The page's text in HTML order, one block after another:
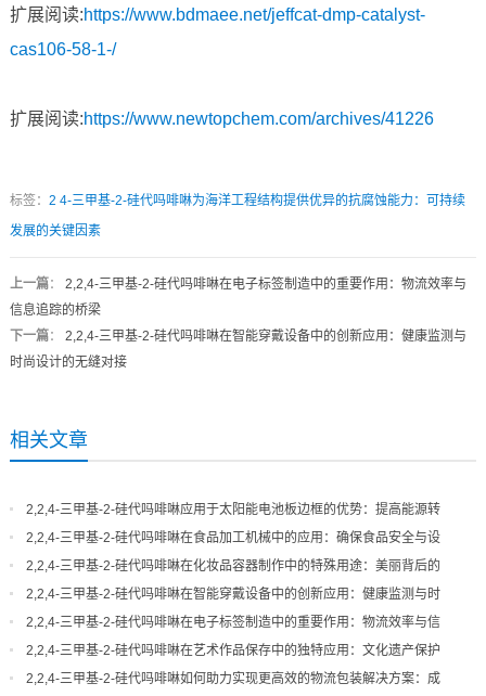
扩展阅读:https://www.bdmaee.net/jeffcat-dmp-catalyst-
cas106-58-1-/
扩展阅读:https://www.newtopchem.com/archives/41226
标签： 2 4-三甲基-2-硅代吗啡啉为海洋工程结构提供优异的抗腐蚀能力：可持续
发展的关键因素
上一篇： 2,2,4-三甲基-2-硅代吗啡啉在电子标签制造中的重要作用：物流效率与
信息追踪的桥梁
下一篇： 2,2,4-三甲基-2-硅代吗啡啉在智能穿戴设备中的创新应用：健康监测与
时尚设计的无缝对接
相关文章
2,2,4-三甲基-2-硅代吗啡啉应用于太阳能电池板边框的优势：提高能源转
换效率的新途径
2,2,4-三甲基-2-硅代吗啡啉在食品加工机械中的应用：确保食品安全与设
备长久使用
2,2,4-三甲基-2-硅代吗啡啉在化妆品容器制作中的特殊用途：美丽背后的
科学秘密
2,2,4-三甲基-2-硅代吗啡啉在智能穿戴设备中的创新应用：健康监测与时
尚设计的无缝对接
2,2,4-三甲基-2-硅代吗啡啉在电子标签制造中的重要作用：物流效率与信
息追踪的桥梁
2,2,4-三甲基-2-硅代吗啡啉在艺术作品保存中的独特应用：文化遗产保护
与现代技术的结合
2,2,4-三甲基-2-硅代吗啡啉如何助力实现更高效的物流包装解决方案：成